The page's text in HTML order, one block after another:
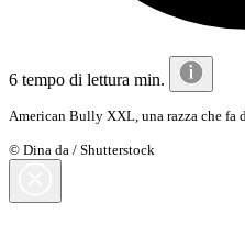
6 tempo di lettura min.
American Bully XXL, una razza che fa
© Dina da / Shutterstock